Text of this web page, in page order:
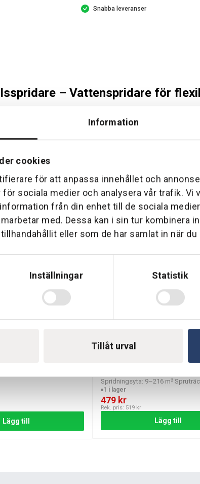
Information
cookies
för att anpassa innehållet och
sociala medier och analysera vår trafik. Vi
från din enhet till de sociala
med. Dessa kan i sin tur kombinera
eller som de har samlat in när
Inställningar Statistik
Tillåt urval
Snabba leveranser
– Vattenspridare för
anpassningsbar vattenspridare för effektiv
bevattningssektor och räckvidd. Konstruktionen på
Comfort Cirkel- och Sektorpulsspridare
för exakt vattenfördelning.
att passa olika trädgårdsytor.
och räckvidd.
hobbyodlare och professionella
där anpassningsbar spridning är viktig för ett jämnt
Lägg till
Spridningsyta: 9–216 m²
Min: 3 m - 18 m
1 i lager
479 kr
Rek. pris: 519 kr
Lägg till